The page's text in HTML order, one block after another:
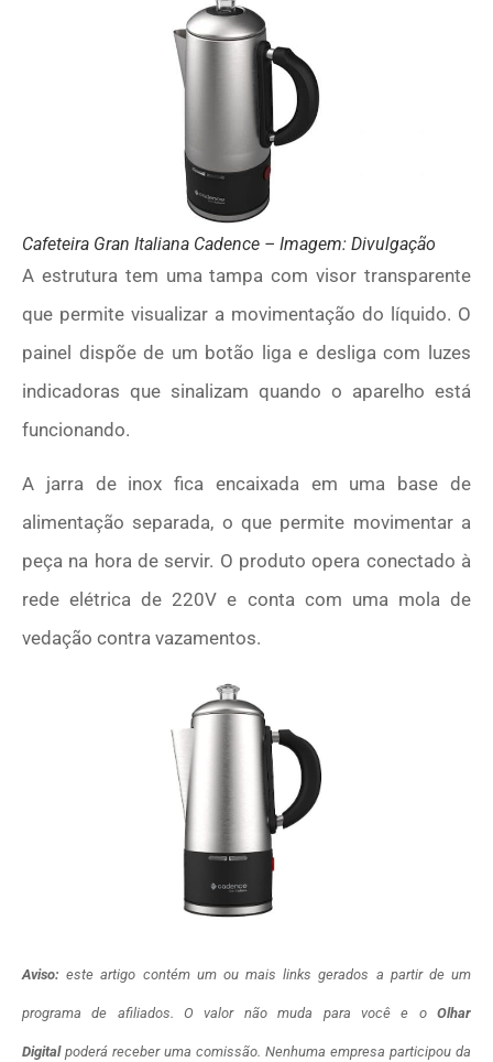
Cafeteira Gran Italiana Cadence – Imagem: Divulgação
A estrutura tem uma tampa com visor transparente
que permite visualizar a movimentação do líquido. O
painel dispõe de um botão liga e desliga com luzes
indicadoras que sinalizam quando o aparelho está
funcionando.
A jarra de inox fica encaixada em uma base de
alimentação separada, o que permite movimentar a
peça na hora de servir. O produto opera conectado à
rede elétrica de 220V e conta com uma mola de
vedação contra vazamentos.
Aviso: este artigo contém um ou mais links gerados a partir de um
programa de afiliados. O valor não muda para você e o Olhar
Digitalpoderá receber uma comissão. Nenhuma empresa participou da